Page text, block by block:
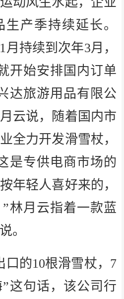
产季持续延长。
持续到次年3月，
开始安排国内订单
达旅游用品有限公
云说，随着国内市
全力开发滑雪杖，
是专供电商市场的
年轻人喜好来的，
林月云指着一款蓝
。
的10根滑雪杖，7
这句话，该公司行